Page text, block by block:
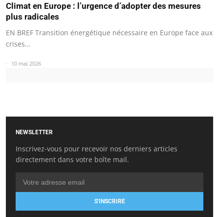
Climat en Europe : l’urgence d’adopter des mesures
plus radicales
EN BREF Transition énergétique nécessaire en Europe face aux
crises…
10 mai 2026
NEWSLETTER
Inscrivez-vous pour recevoir nos derniers articles
directement dans votre boîte mail.
S'INSCRIRE